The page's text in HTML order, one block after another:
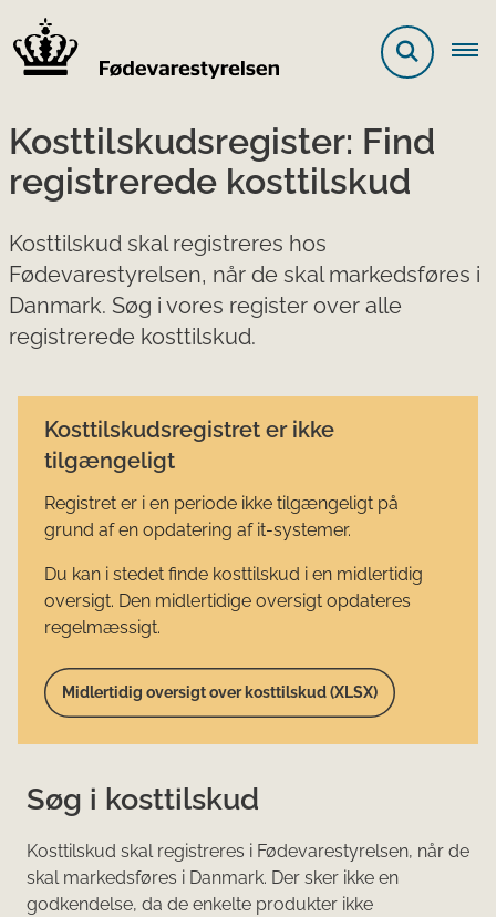
Kosttilskudsregister: Find
registrerede kosttilskud
Kosttilskud skal registreres hos
Fødevarestyrelsen, når de skal markedsføres i
Danmark. Søg i vores register over alle
registrerede kosttilskud.
Kosttilskudsregistret er ikke
tilgængeligt
Registret er i en periode ikke tilgængeligt på
grund af en opdatering af it-systemer.
Du kan i stedet finde kosttilskud i en midlertidig
oversigt. Den midlertidige oversigt opdateres
regelmæssigt.
Midlertidig oversigt over kosttilskud (XLSX)
Søg i kosttilskud
Kosttilskud skal registreres i Fødevarestyrelsen, når de
skal markedsføres i Danmark. Der sker ikke en
godkendelse, da de enkelte produkter ikke